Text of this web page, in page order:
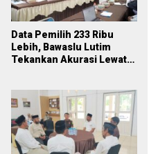
Data Pemilih 233 Ribu
Lebih, Bawaslu Lutim
Tekankan Akurasi Lewat